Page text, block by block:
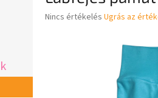
A
Nincs értékelés Ugrás az